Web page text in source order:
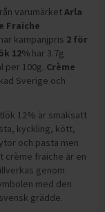
varumärketArla
Fraiche
har kampanjpris 2 för
12% har 3.7g
per 100g. Crème
Sverige och
12% är smaksatt
kyckling, kött,
och pasta men
crème fraiche är en
genom
med den
grädde.